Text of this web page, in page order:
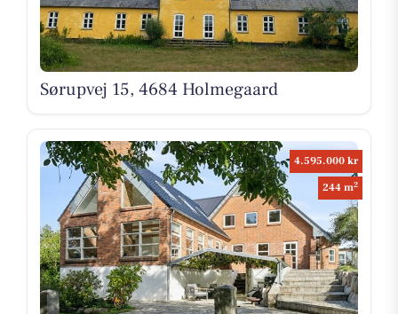
Sørupvej 15, 4684 Holmegaard
4.595.000 kr
244 m2